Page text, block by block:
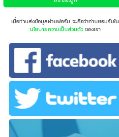
เมื่อท่านส่งข้อมูลผ่านฟอร์ม จะถือว่าท่านยอมรับใน
นโยบายความเป็นส่วนตัวของเรา